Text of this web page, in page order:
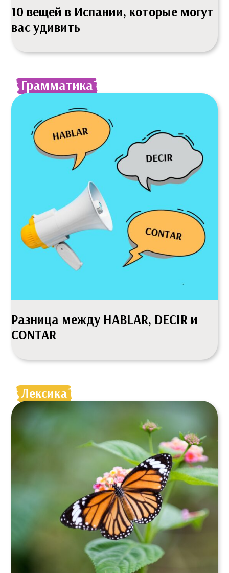
10 вещей в Испании, которые могут
вас удивить
Грамматика
Разница между HABLAR, DECIR и
CONTAR
Лексика